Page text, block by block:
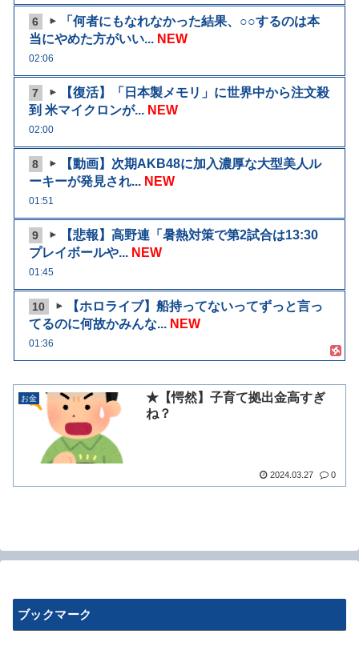
6
「何者にもなれなかった結果、○○するのは本
当にやめた方がいい... NEW
02:06
7
【復活】「日本製メモリ」に世界中から注文殺
到 米マイクロンが... NEW
02:00
8
【動画】次期AKB48に加入濃厚な大型美人ル
ーキーが発見され... NEW
01:51
9
【悲報】高野連「暑熱対策で第2試合は13:30
プレイボールや... NEW
01:45
10
【ホロライブ】船持ってないってずっと言っ
てるのに何故かみんな... NEW
01:36
お金
★【愕然】子育て拠出金高すぎ
ね？
2024.03.27 0
ブックマーク